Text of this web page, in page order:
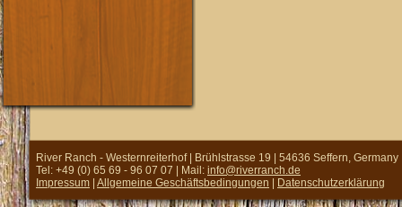
River Ranch - Westernreiterhof | Brühlstrasse 19 | 54636 Seffern, Germany
Tel: +49 (0) 65 69 - 96 07 07 | Mail: info@riverranch.de
Impressum Allgemeine Geschäftsbedingungen Datenschutzerklärung